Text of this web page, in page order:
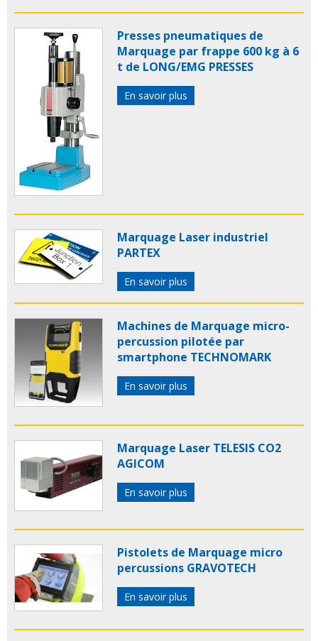
Presses pneumatiques de
Marquage par frappe 600 kg à 6
t de LONG/EMG PRESSES
En savoir plus
Marquage Laser industriel
PARTEX
En savoir plus
Machines de Marquage micro-
percussion pilotée par
smartphone TECHNOMARK
En savoir plus
Marquage Laser TELESIS CO2
AGICOM
En savoir plus
Pistolets de Marquage micro
percussions GRAVOTECH
En savoir plus